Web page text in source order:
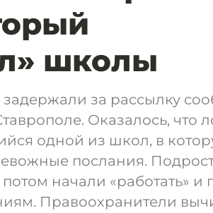
школы
за рассылку
Оказалось, что
одной из школ, в
послания.
начали «работать» и
Правоохранители